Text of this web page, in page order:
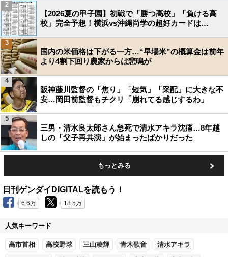
【2026夏の甲子園】初戦で「勝つ高校」「負ける高
校」完全予想！横浜vs沖縄尚学の超好カードは…
2
国内の米価格は下がる一方…“早場米”の概算金は前年
より4割下回り農家からは悲鳴が
3
阪神藤川監督の「焦り」「短気」「采配」に大きな不
安…岡田前監督もチクリ「崩れてる感じするわ」
4
三男・清水良太郎さん急死で清水アキラ沈痛…8年越
しの「父子再共演」が始まったばかりだった
5
もっとみる
日刊ゲンダイDIGITALを読もう！
6.6万 18.5万
人気キーワード
高市首相 高校野球 三山凌輝 青木歌音 清水アキラ